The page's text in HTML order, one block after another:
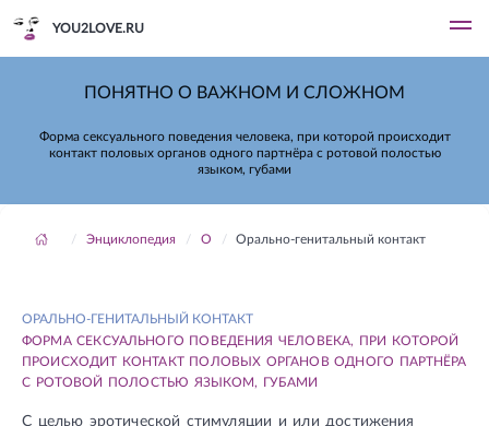
YOU2LOVE.RU
ПОНЯТНО О ВАЖНОМ И СЛОЖНОМ
Форма сексуального поведения человека, при которой происходит
контакт половых органов одного партнёра с ротовой полостью
языком, губами
Энциклопедия О Орально-генитальный контакт
ОРАЛЬНО-ГЕНИТАЛЬНЫЙ КОНТАКТ
ФОРМА СЕКСУАЛЬНОГО ПОВЕДЕНИЯ ЧЕЛОВЕКА, ПРИ КОТОРОЙ
ПРОИСХОДИТ КОНТАКТ ПОЛОВЫХ ОРГАНОВ ОДНОГО ПАРТНЁРА
С РОТОВОЙ ПОЛОСТЬЮ ЯЗЫКОМ, ГУБАМИ
С целью эротической стимуляции и или достижения